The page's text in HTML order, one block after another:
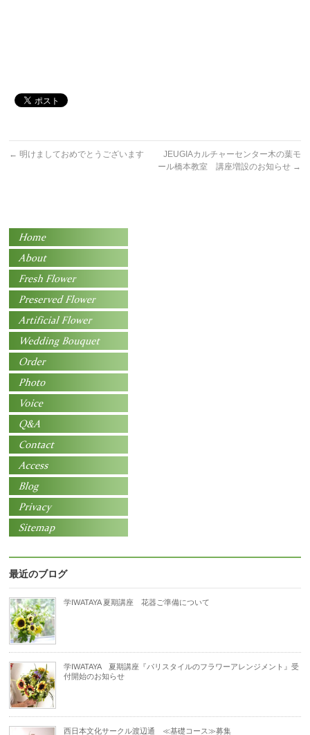
← 明けましておめでとうございます
JEUGIAカルチャーセンター木の葉モ
ール橋本教室 講座増設のお知らせ →
最近のブログ
学IWATAYA 夏期講座 花器ご準備について
学IWATAYA 夏期講座『パリスタイルのフラワーアレンジメント』受
付開始のお知らせ
西日本文化サークル渡辺通 ≪基礎コース≫募集